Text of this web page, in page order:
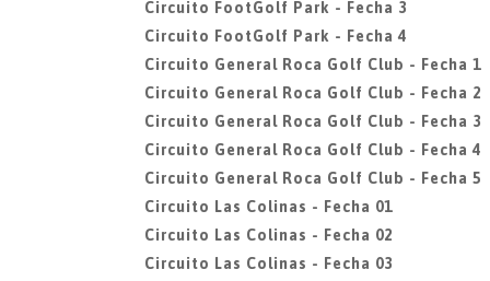
Circuito FootGolf Park - Fecha 3
Circuito FootGolf Park - Fecha 4
Circuito General Roca Golf Club - Fecha 1
Circuito General Roca Golf Club - Fecha 2
Circuito General Roca Golf Club - Fecha 3
Circuito General Roca Golf Club - Fecha 4
Circuito General Roca Golf Club - Fecha 5
Circuito Las Colinas - Fecha 01
Circuito Las Colinas - Fecha 02
Circuito Las Colinas - Fecha 03